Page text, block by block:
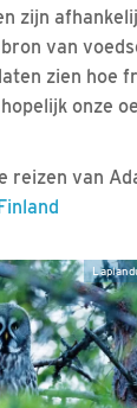
zijn
van
zien hoe
onze
reizen van